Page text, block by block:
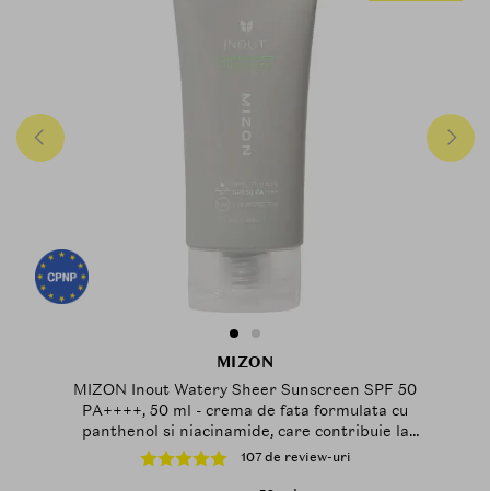
MIZON
MIZON Inout Watery Sheer Sunscreen SPF 50
PA++++, 50 ml - crema de fata formulata cu
panthenol si niacinamide, care contribuie la
hidratarea pielii si la mentinerea confortului cutanat,
107 de review-uri